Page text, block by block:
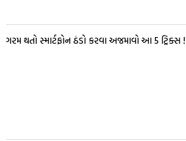
ગરમ થતો સ્માર્ટફોન ઠંડો કરવા અજમાવો આ 5 ટ્રિક્સ !